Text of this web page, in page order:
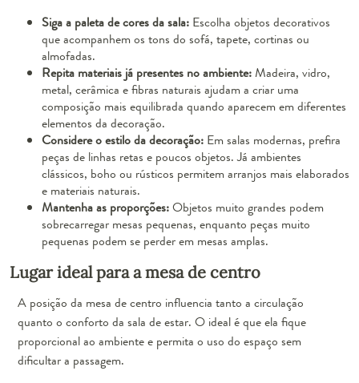
Siga a paleta de cores da sala: Escolha objetos decorativos
que acompanhem os tons do sofá, tapete, cortinas ou
almofadas.
Repita materiais já presentes no ambiente:Madeira, vidro,
metal, cerâmica e fibras naturais ajudam a criar uma
composição mais equilibrada quando aparecem em diferentes
elementos da decoração.
Considere o estilo da decoração: Em salas modernas, prefira
peças de linhas retas e poucos objetos. Já ambientes
clássicos, boho ou rústicos permitem arranjos mais elaborados
e materiais naturais.
Mantenha as proporções:Objetos muito grandes podem
sobrecarregar mesas pequenas, enquanto peças muito
pequenas podem se perder em mesas amplas.
Lugar ideal para a mesa de centro
A posição da mesa de centro influencia tanto a circulação
quanto o conforto da sala de estar. O ideal é que ela fique
proporcional ao ambiente e permita o uso do espaço sem
dificultar a passagem.